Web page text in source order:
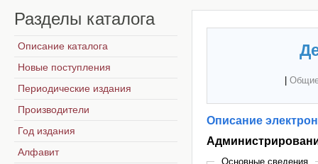
Описание
Основные сведения
Разделы каталога
Описание каталога
Новые поступления
Периодические издания
Производители
Год издания
Алфавит